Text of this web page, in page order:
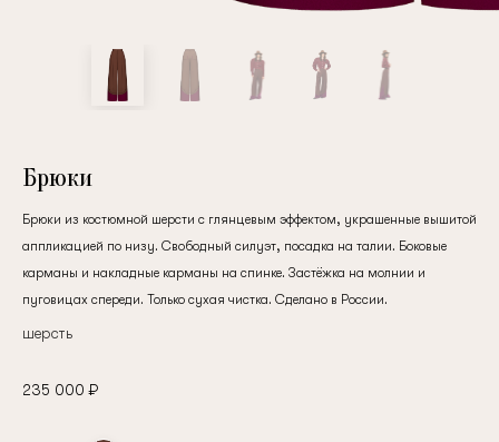
Электронная почта
Запомнить меня
Брюки
Брюки из костюмной шерсти с глянцевым эффектом, украшенные вышитой
аппликацией по низу. Свободный силуэт, посадка на талии. Боковые
карманы и накладные карманы на спинке. Застёжка на молнии и
пуговицах спереди. Только сухая чистка. Сделано в России.
шерсть
235 000 ₽